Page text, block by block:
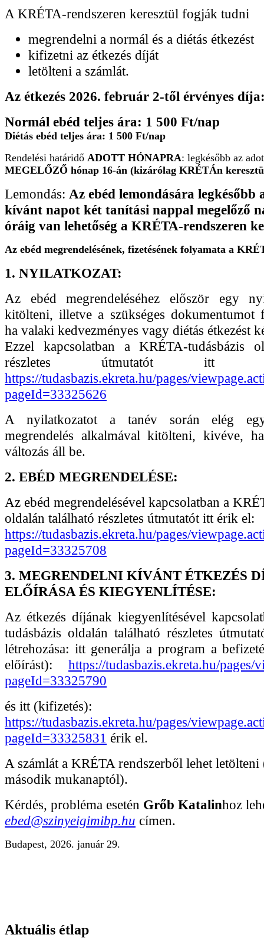
A KRÉTA-rendszeren keresztül fogják tudni
megrendelni a normál és a diétás étkezést
kifizetni az étkezés díját
letölteni a számlát.
Az étkezés 2026. február 2-től érvényes
Normál ebéd teljes ára: 1 500 Ft/nap
Diétás ebéd teljes ára: 1 500 Ft/nap
Rendelési határidő ADOTT HÓNAPRA: legkésőbb az
MEGELŐZŐ hónap 16-án (kizárólag KRÉTÁn
Lemondás: Az ebéd lemondására legkésőbb
kívánt napot két tanítási nappal megelőző
óráig van lehetőség a KRÉTA-rendszeren
Az ebéd megrendelésének, fizetésének folyamata a
1. NYILATKOZAT:
Az ebéd megrendeléséhez először egy
kitölteni, illetve a szükséges dokumentumot
ha valaki kedvezményes vagy diétás étkezést
Ezzel kapcsolatban a KRÉTA-tudásbázis
részletes útmutatót
https://tudasbazis.ekreta.hu/pages/
pageId=33325626
A nyilatkozatot a tanév során elég
megrendelés alkalmával kitölteni, kivéve,
változás áll be.
2. EBÉD MEGRENDELÉSE:
Az ebéd megrendelésével kapcsolatban a
oldalán található részletes útmutatót itt érik el:
https://tudasbazis.ekreta.hu/pages/
pageId=33325708
3. MEGRENDELNI KÍVÁNT ÉTKEZÉS
ELŐÍRÁSA ÉS KIEGYENLÍTÉSE:
Az étkezés díjának kiegyenlítésével
tudásbázis oldalán található részletes
létrehozása: itt generálja a program a
előírást): https://tudasbazis.ekreta.hu/pages/
pageId=33325790
és itt (kifizetés):
https://tudasbazis.ekreta.hu/pages/
pageId=33325831 érik el.
A számlát a KRÉTA rendszerből lehet letölteni
második mukanaptól).
Kérdés, probléma esetén Grőb Katalinhoz
ebed@szinyeigimibp.hu címen.
Budapest, 2026. január 29.
Aktuális étlap